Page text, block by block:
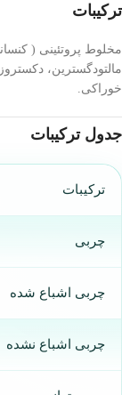
ترکیبات
مخلوط پروتئینی (
مالتودگسترین،
خوراکی.
جدول ترکیبات
ترکیبات
چربی
چربی اشباع شده
چربی اشباع نشده